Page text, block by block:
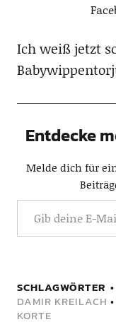
Ich weiß jetzt
Entdecke
Melde dich für
SCHLAGWÖRTER
DAMIR KREILACH •
KORTE